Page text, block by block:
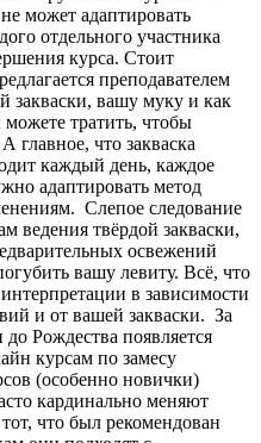
может адаптировать
отдельного участника
курса. Стоит
преподавателем
закваски, вашу муку и как
тратить, чтобы
главное, что закваска
каждый день, каждое
адаптировать метод
Слепое следование
ведения твёрдой закваски,
освежений
вашу левиту. Всё, что
в зависимости
и от вашей закваски. За
Рождества появляется
курсам по замесу
(особенно новички)
кардинально меняют
что был рекомендован